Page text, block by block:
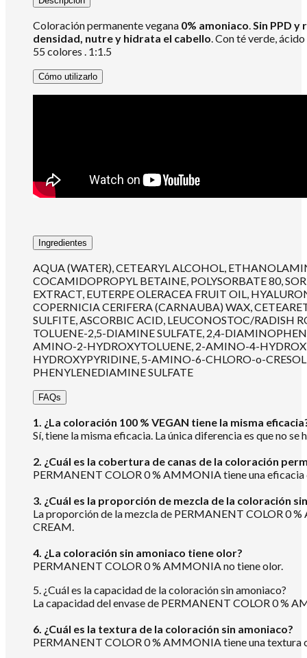
Coloración permanente vegana 0% amoniaco.Sin PPD y
densidad, nutre y hidrata el cabello. Con té verde,
55 colores . 1:1.5
Cómo utilizarlo
Ingredientes
AQUA (WATER), CETEARYL ALCOHOL,
COCAMIDOPROPYL BETAINE, POLYSORBATE 80,
EXTRACT, EUTERPE OLERACEA FRUIT OIL,
COPERNICIA CERIFERA (CARNAUBA) WAX,
SULFITE, ASCORBIC ACID, LEUCONOSTOC/RADISH
TOLUENE-2,5-DIAMINE SULFATE, 2,4-
AMINO-2-HYDROXYTOLUENE, 2-AMINO-4-
HYDROXYPYRIDINE, 5-AMINO-6-CHLORO-o-
PHENYLENEDIAMINE SULFATE
FAQs
1. ¿La coloración 100 % VEGAN tiene la misma
Sí, tiene la misma eficacia. La única diferencia es que no
2. ¿Cuál es la cobertura de canas de la coloración
PERMANENT COLOR 0 % AMMONIA tiene una eficacia
3. ¿Cuál es la proporción de mezcla de la coloración
La proporción de la mezcla de PERMANENT COLOR 0
CREAM.
4. ¿La coloración sin amoniaco tiene olor?
PERMANENT COLOR 0 % AMMONIA no tiene olor.
5. ¿Cuál es la capacidad de la coloración sin amoniaco?
La capacidad del envase de PERMANENT COLOR 0 %
6. ¿Cuál es la textura de la coloración sin amoniaco?
PERMANENT COLOR 0 % AMMONIA tiene una textura